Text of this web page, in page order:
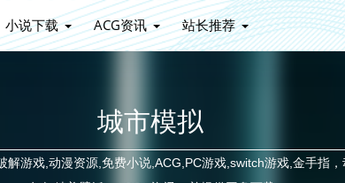
小说下载 ACG资讯 站长推荐
城市模拟
游戏,动漫资源,免费小说,ACG,PC游戏,switch游戏,金手指